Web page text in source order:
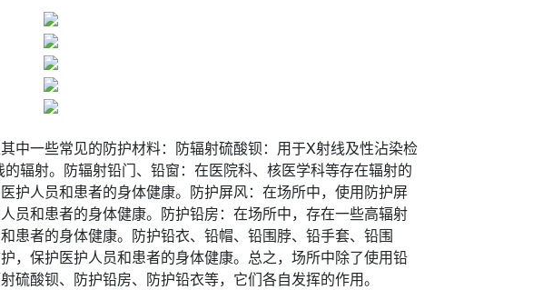
中一些常见的防护材料：防辐射硫酸钡：用于X射线及性沾染检
辐射。防辐射铅门、铅窗：在医院科、核医学科等存在辐射的
护人员和患者的身体健康。防护屏风：在场所中，使用防护屏
员和患者的身体健康。防护铅房：在场所中，存在一些高辐射
患者的身体健康。防护铅衣、铅帽、铅围脖、铅手套、铅围
，保护医护人员和患者的身体健康。总之，场所中除了使用铅
酸钡、防护铅房、防护铅衣等，它们各自发挥的作用。